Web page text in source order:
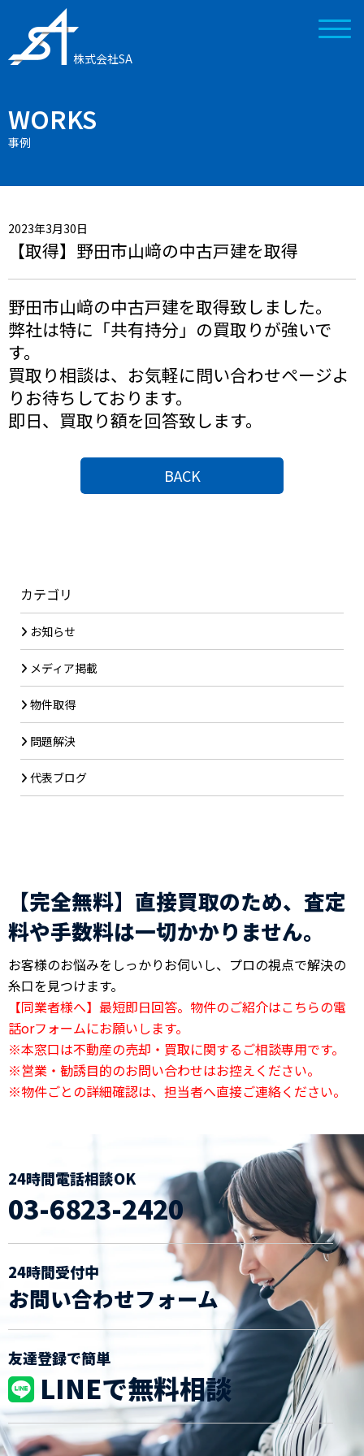
株式会社SA
WORKS
事例
2023年3月30日
【取得】野田市山﨑の中古戸建を取得
野田市山﨑の中古戸建を取得致しました。
弊社は特に「共有持分」の買取りが強いで
す。
買取り相談は、お気軽に問い合わせページよ
りお待ちしております。
即日、買取り額を回答致します。
BACK
カテゴリ
お知らせ
メディア掲載
物件取得
問題解決
代表ブログ
【完全無料】直接買取のため、査定
料や手数料は一切かかりません。
お客様のお悩みをしっかりお伺いし、プロの視点で解決の
糸口を見つけます。
【同業者様へ】最短即日回答。物件のご紹介はこちらの電
話orフォームにお願いします。
※本窓口は不動産の売却・買取に関するご相談専用です。
※営業・勧誘目的のお問い合わせはお控えください。
※物件ごとの詳細確認は、担当者へ直接ご連絡ください。
24時間電話相談OK
03-6823-2420
24時間受付中
お問い合わせフォーム
友達登録で簡単
LINEで無料相談